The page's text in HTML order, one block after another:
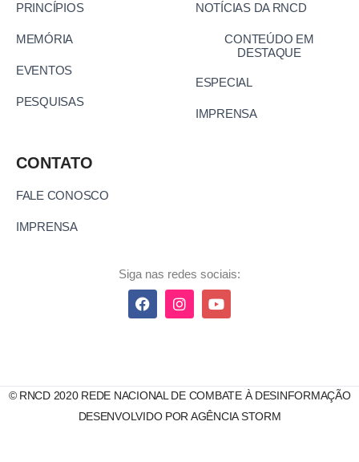
PRINCÍPIOS
MEMÓRIA
EVENTOS
PESQUISAS
NOTÍCIAS DA RNCD
CONTEÚDO EM
DESTAQUE
ESPECIAL
IMPRENSA
CONTATO
FALE CONOSCO
IMPRENSA
Siga nas redes sociais:
© RNCD 2020 REDE NACIONAL DE COMBATE À DESINFORMAÇÃO
DESENVOLVIDO POR AGÊNCIA STORM